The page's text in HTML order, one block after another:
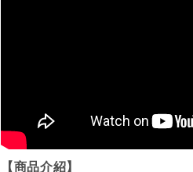
【商品介紹】